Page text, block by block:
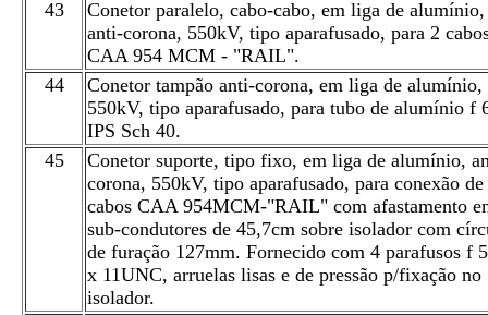
43
Conetor paralelo, cabo-cabo, em liga de alumínio,
anti-corona, 550kV, tipo aparafusado, para 2
CAA 954 MCM - "RAIL".
44
Conetor tampão anti-corona, em liga de alumínio,
550kV, tipo aparafusado, para tubo de alumínio f
IPS Sch 40.
45
Conetor suporte, tipo fixo, em liga de alumínio,
corona, 550kV, tipo aparafusado, para conexão de
cabos CAA 954MCM-"RAIL" com afastamento
sub-condutores de 45,7cm sobre isolador com
de furação 127mm. Fornecido com 4 parafusos f
x 11UNC, arruelas lisas e de pressão p/fixação no
isolador.